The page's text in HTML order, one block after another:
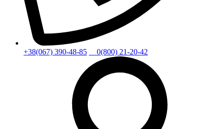
+38(067) 390-48-85 0(800) 21-20-42